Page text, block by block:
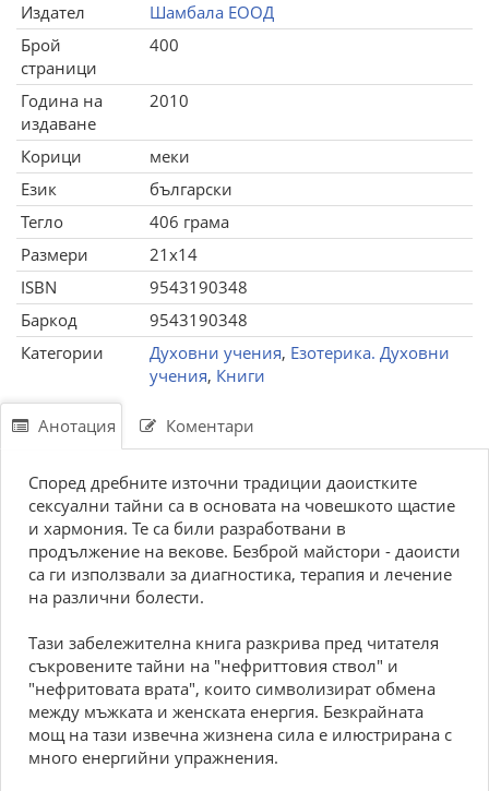
Издател
Шамбала ЕООД
Брой
страници
400
Година на
издаване
2010
Корици
меки
Език
български
Тегло
406 грама
Размери
21x14
ISBN
9543190348
Баркод
9543190348
Категории
Духовни учения, Езотерика. Духовни
учения, Книги
Анотация Коментари
Според дребните източни традиции даоистките
сексуални тайни са в основата на човешкото щастие
и хармония. Те са били разработвани в
продължение на векове. Безброй майстори - даоисти
са ги използвали за диагностика, терапия и лечение
на различни болести.
Тази забележителна книга разкрива пред читателя
съкровените тайни на "нефриттовия ствол" и
"нефритовата врата", които символизират обмена
между мъжката и женската енергия. Безкрайната
мощ на тази извечна жизнена сила е илюстрирана с
много енергийни упражнения.